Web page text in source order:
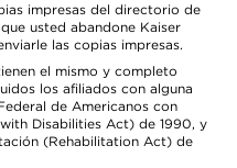
impresas del directorio de
usted abandone Kaiser
las copias impresas.
el mismo y completo
los afiliados con alguna
de Americanos con
Disabilities Act) de 1990, y
(Rehabilitation Act) de